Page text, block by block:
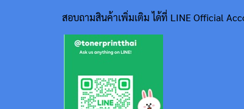
สอบถามสินค้าเพิ่มเติม ได้ที่ LINE Official